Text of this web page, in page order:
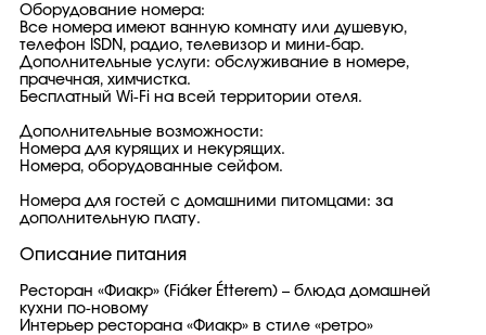
Оборудование номера:
Все номера имеют ванную комнату или душевую,
телефон ISDN, радио, телевизор и мини-бар.
Дополнительные услуги: обслуживание в номере,
прачечная, химчистка.
Бесплатный Wi-Fi на всей территории отеля.
Дополнительные возможности:
Номера для курящих и некурящих.
Номера, оборудованные сейфом.
Номера для гостей с домашними питомцами: за
дополнительную плату.
Описание питания
Ресторан «Фиакр» (Fiáker Étterem) – блюда домашней
кухни по-новому
Интерьер ресторана «Фиакр» в стиле «ретро»